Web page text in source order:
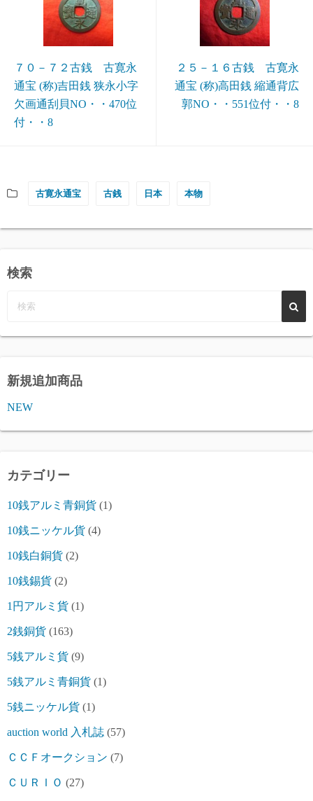
７０－７２古銭 古寛永
通宝 (称)吉田銭 狭永小字
欠画通刮貝NO・・470位
付・・8
２５－１６古銭 古寛永
通宝 (称)高田銭 縮通背広
郭NO・・551位付・・8
古寛永通宝 古銭 日本 本物
検索
新規追加商品
NEW
カテゴリー
10銭アルミ青銅貨 (1)
10銭ニッケル貨 (4)
10銭白銅貨 (2)
10銭錫貨 (2)
1円アルミ貨 (1)
2銭銅貨 (163)
5銭アルミ貨 (9)
5銭アルミ青銅貨 (1)
5銭ニッケル貨 (1)
auction world 入札誌 (57)
ＣＣＦオークション (7)
ＣＵＲＩＯ (27)